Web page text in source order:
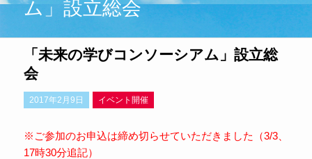
ム」設立総会
「未来の学びコンソーシアム」設立総
会
2017年2月9日 イベント開催
※ご参加のお申込は締め切らせていただきました（3/3、
17時30分追記）